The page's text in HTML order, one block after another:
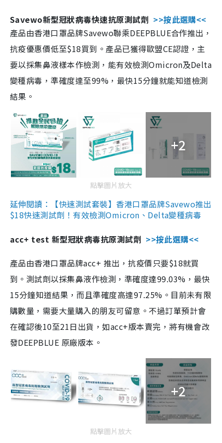
Savewo新型冠狀病毒快速抗原測試劑 >>按此選購<<
產品由香港口罩品牌Savewo聯乘DEEPBLUE合作推出，
抗疫優惠價低至$18買到。產品已獲得歐盟CE認證，主
要以採集鼻液樣本作檢測，能有效檢測Omicron及Delta
變種病毒，準確度達至99%，最快15分鐘就能知道檢測
結果。
+2
點擊圖片放大
延伸閱讀：【快速測試套裝】香港口罩品牌Savewo推出
$18快速測試劑！有效檢測Omicron、Delta變種病毒
acc+ test 新型冠狀病毒抗原測試劑 >>按此選購<<
產品由香港口罩品牌acc+ 推出，抗疫價只要$18就買
到。測試劑以採集鼻液作檢測，準確度達99.03%，最快
15分鐘知道結果，而且準確度高達97.25%。目前未有限
購數量，需要大量購入的朋友可留意。不過訂單預計會
在確認後10至21日出貨，如acc+版本賣完，將有機會改
發DEEPBLUE 原廠版本。
+2
點擊圖片放大